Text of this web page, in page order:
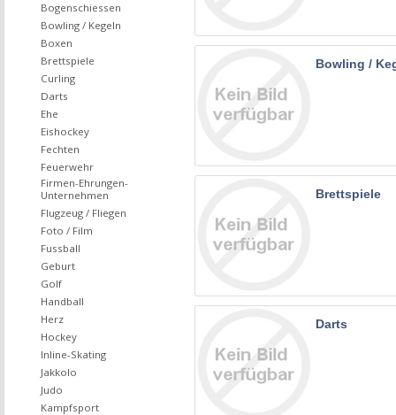
Bowling /
Brettspiele
Darts
Bogenschiessen
Bowling / Kegeln
Boxen
Brettspiele
Curling
Darts
Ehe
Eishockey
Fechten
Feuerwehr
Firmen-Ehrungen-
Unternehmen
Flugzeug / Fliegen
Foto / Film
Fussball
Geburt
Golf
Handball
Herz
Hockey
Inline-Skating
Jakkolo
Judo
Kampfsport